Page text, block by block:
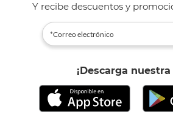
Y recibe descuentos y
¡Descarga